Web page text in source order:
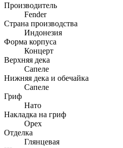
Производитель
Fender
Страна производства
Индонезия
Форма корпуса
Концерт
Верхняя дека
Сапеле
Нижняя дека и обечайка
Сапеле
Гриф
Нато
Накладка на гриф
Орех
Отделка
Глянцевая